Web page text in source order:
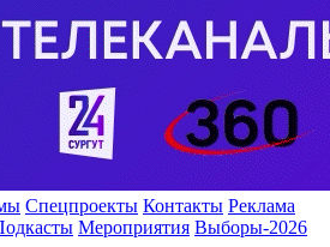
Спецпроекты Контакты Реклама
Мероприятия Выборы-2026